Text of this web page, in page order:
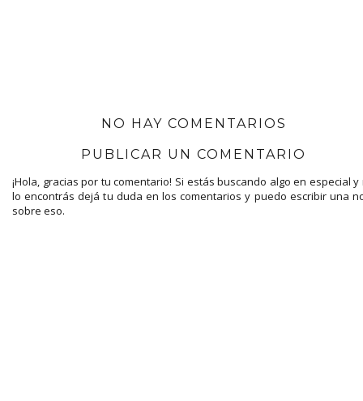
NO HAY COMENTARIOS
PUBLICAR UN COMENTARIO
¡Hola, gracias por tu comentario! Si estás buscando algo en especial y
lo encontrás dejá tu duda en los comentarios y puedo escribir una
sobre eso.